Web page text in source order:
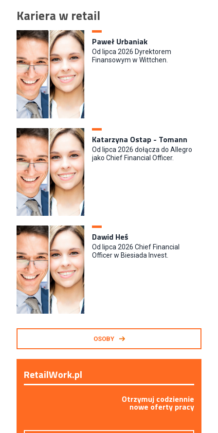
Kariera w retail
Paweł Urbaniak
Od lipca 2026 Dyrektorem
Finansowym w Wittchen.
Katarzyna Ostap - Tomann
Od lipca 2026 dołącza do Allegro
jako Chief Financial Officer.
Dawid Heś
Od lipca 2026 Chief Financial
Officer w Biesiada Invest.
OSOBY
RetailWork.pl
Otrzymuj codziennie
nowe oferty pracy